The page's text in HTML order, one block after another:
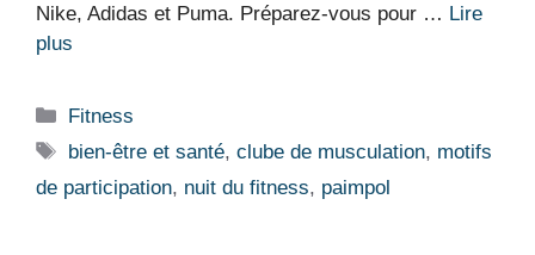
Nike, Adidas et Puma. Préparez-vous pour … Lire
plus
Catégories
Fitness
Étiquettes
bien-être et santé,clube de musculation, motifs
de participation, nuit du fitness, paimpol